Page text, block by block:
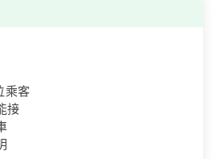
乘客
接